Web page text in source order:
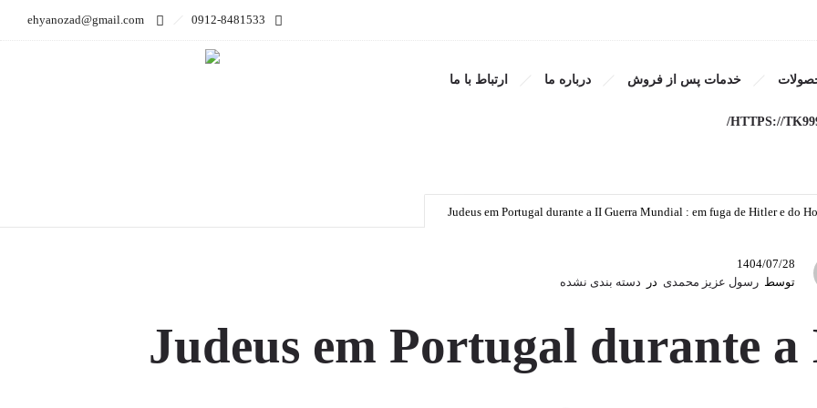
ehyanozad@gmail.com 0912-8481533
خدمات پس از فروش درباره ما ارتباط با ما
HTTPS://
Judeus em Portugal durante a II Guerra Mundial
Holocausto –
Judeus em Portugal durante a II Guerra Mundial : em fuga de Hitler e do
1404/07/28
توسط رسول عزیز محمدی در دسته بندی نشده
Judeus em Portugal durante